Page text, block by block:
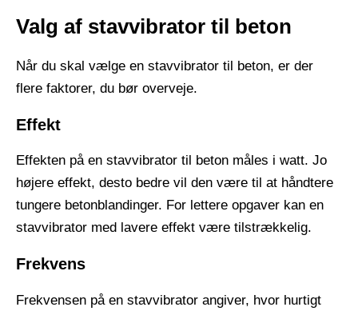
Valg af stavvibrator til beton
Når du skal vælge en stavvibrator til beton, er der
flere faktorer, du bør overveje.
Effekt
Effekten på en stavvibrator til beton måles i watt. Jo
højere effekt, desto bedre vil den være til at håndtere
tungere betonblandinger. For lettere opgaver kan en
stavvibrator med lavere effekt være tilstrækkelig.
Frekvens
Frekvensen på en stavvibrator angiver, hvor hurtigt